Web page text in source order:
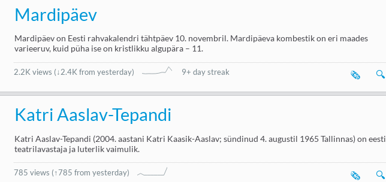
Mardipäev
Mardipäev on Eesti rahvakalendri tähtpäev 10. novembril. Mardipäeva kombestik on eri maades
varieeruv, kuid püha ise on kristlikku algupära – 11.
2.2K views (↓2.4K from yesterday) 9+ day streak 🔍
🗞️
Katri Aaslav-Tepandi
Katri Aaslav-Tepandi (2004. aastani Katri Kaasik-Aaslav; sündinud 4. augustil 1965 Tallinnas) on eesti
teatrilavastaja ja luterlik vaimulik.
785 views (↑785 from yesterday) 🔍
🗞️